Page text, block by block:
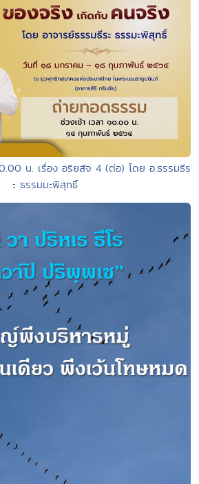
น. เรื่อง อริยสัจ 4 (ต่อ) โดย อ.ธรรมธีร
ะ ธรรมมะพิสุทธิ์